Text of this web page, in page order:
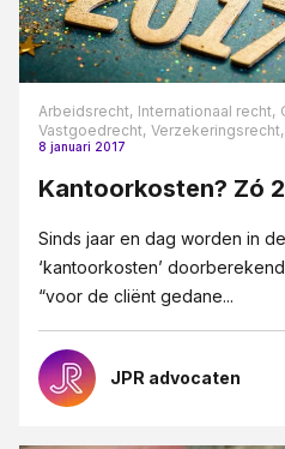
Arbeidsrecht, Internationaal recht,
Vastgoedrecht, Verzekeringsrecht,
8 januari 2017
Kantoorkosten? Zó
Sinds jaar en dag worden in
‘kantoorkosten’
“voor de cliënt gedane...
JPR advocaten